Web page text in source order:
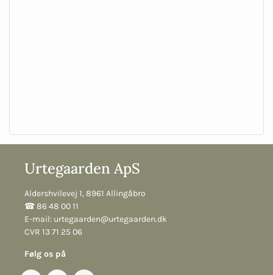
Urtegaarden ApS
Aldershvilevej 1, 8961 Allingåbro
☎︎ 86 48 00 11
E-mail: urtegaarden@urtegaarden.dk
CVR 13 71 25 06
Følg os på